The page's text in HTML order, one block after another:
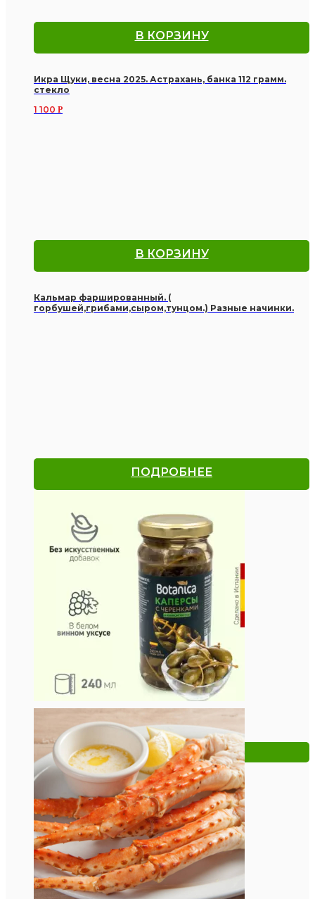
В КОРЗИНУ
Икра Щуки, весна 2025. Астрахань, банка 112 грамм.
стекло
1 100 Р
В КОРЗИНУ
Кальмар фаршированный. (
горбушей,грибами,сыром,тунцом.) Разные начинки.
ПОДРОБНЕЕ
Каперсы с черенками.
Р
В КОРЗИНУ